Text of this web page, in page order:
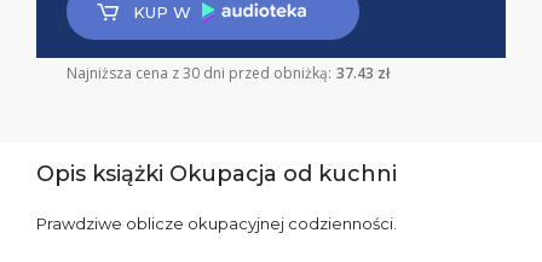
KUP W
Najniższa cena z 30 dni przed obniżką: 37.43 zł
Opis książki Okupacja od kuchni
Prawdziwe oblicze okupacyjnej codzienności.